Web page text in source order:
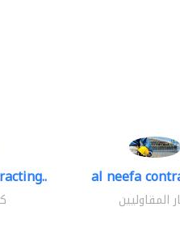
al neefa
المقاوليين